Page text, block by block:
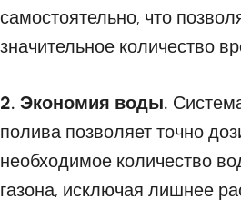
самостоятельно, что
значительное количество
2. Экономия воды.
полива позволяет точно
необходимое количество
газона, исключая лишнее